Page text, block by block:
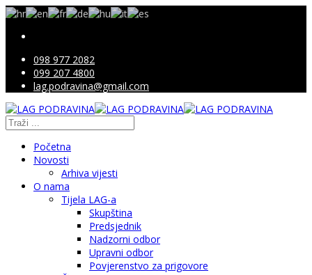
098 977 2082
099 207 4800
lag.podravina@gmail.com
Početna
Novosti
Arhiva vijesti
O nama
Tijela LAG-a
Skupština
Predsjednik
Nadzorni odbor
Upravni odbor
Povjerenstvo za prigovore